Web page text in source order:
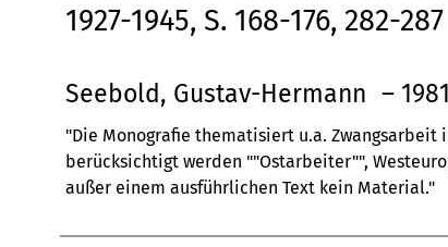
1927-1945, S. 168-176, 282-287
Seebold, Gustav-Hermann – 1981
"Die Monografie thematisiert u.a. Zwangsarbeit
berücksichtigt werden ""Ostarbeiter"",
außer einem ausführlichen Text kein Material."